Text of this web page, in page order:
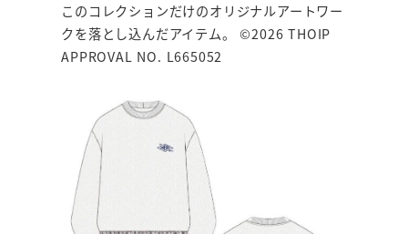
このコレクションだけのオリジナルアートワー
クを落とし込んだアイテム。 ©2026 THOIP
APPROVAL NO. L665052